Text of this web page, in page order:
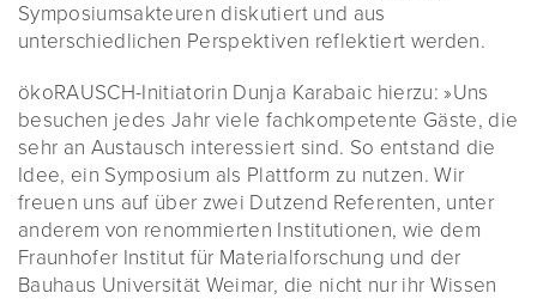
Symposiumsakteuren diskutiert und aus
unterschiedlichen Perspektiven reflektiert werden.
ökoRAUSCH-Initiatorin Dunja Karabaic hierzu: »Uns
besuchen jedes Jahr viele fachkompetente Gäste, die
sehr an Austausch interessiert sind. So entstand die
Idee, ein Symposium als Plattform zu nutzen. Wir
freuen uns auf über zwei Dutzend Referenten, unter
anderem von renommierten Institutionen, wie dem
Fraunhofer Institut für Materialforschung und der
Bauhaus Universität Weimar, die nicht nur ihr Wissen